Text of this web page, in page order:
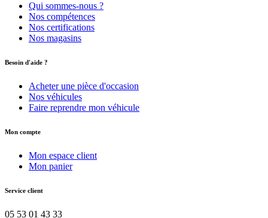
Qui sommes-nous ?
Nos compétences
Nos certifications
Nos magasins
Besoin d'aide ?
Acheter une pièce d'occasion
Nos véhicules
Faire reprendre mon véhicule
Mon compte
Mon espace client
Mon panier
Service client
05 53 01 43 33